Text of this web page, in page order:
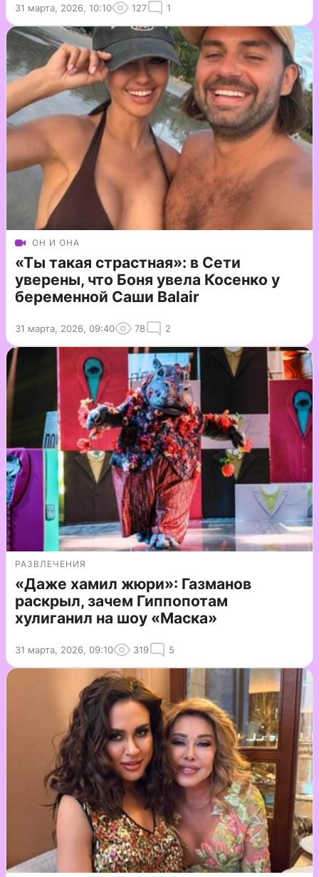
31 марта, 2026, 10:10 127 1
ОН И ОНА
«Ты такая страстная»: в Сети
уверены, что Боня увела Косенко у
беременной Саши Balair
31 марта, 2026, 09:40 78 2
РАЗВЛЕЧЕНИЯ
«Даже хамил жюри»: Газманов
раскрыл, зачем Гиппопотам
хулиганил на шоу «Маска»
31 марта, 2026, 09:10 319 5